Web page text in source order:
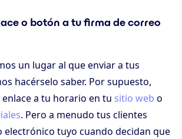
o botón a tu firma de correo
un lugar al que enviar a tus
hacérselo saber. Por supuesto,
a tu horario en tu sitio web o
. Pero a menudo tus clientes
electrónico tuyo cuando decidan que